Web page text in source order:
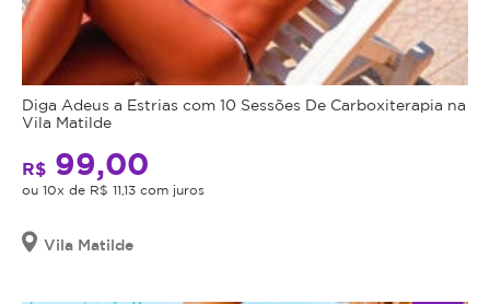
Diga Adeus a Estrias com 10 Sessões De Carboxiterapia na
Vila Matilde
R$ 99,00
ou 10x de R$ 11,13 com juros
Vila Matilde